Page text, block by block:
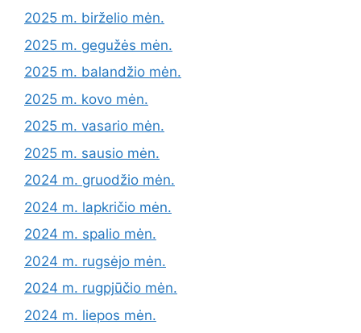
2025 m. birželio mėn.
2025 m. gegužės mėn.
2025 m. balandžio mėn.
2025 m. kovo mėn.
2025 m. vasario mėn.
2025 m. sausio mėn.
2024 m. gruodžio mėn.
2024 m. lapkričio mėn.
2024 m. spalio mėn.
2024 m. rugsėjo mėn.
2024 m. rugpjūčio mėn.
2024 m. liepos mėn.